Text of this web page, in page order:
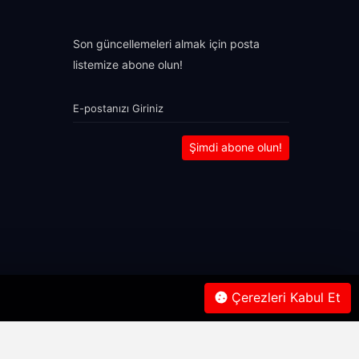
Son güncellemeleri almak için posta
listemize abone olun!
Şimdi abone olun!
Çerezleri Kabul Et